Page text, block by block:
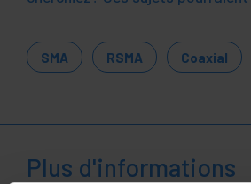
SMA RSMA Coaxial
Plus d'informations